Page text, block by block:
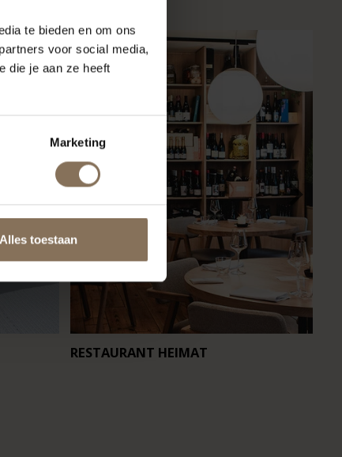
te bieden en om ons
voor social media,
die je aan ze heeft
Marketing
Alles toestaan
RESTAURANT HEIMAT